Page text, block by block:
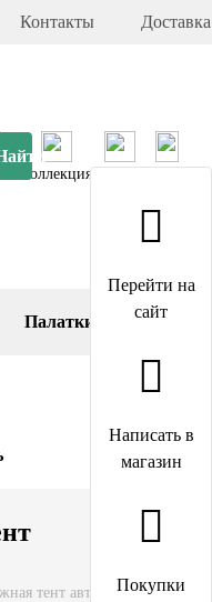
Контакты Доставка
КоллекцияКорзинаАдрес
Палатки
тент автоматическая
Перейти на
сайт
Написать в
магазин
Покупки